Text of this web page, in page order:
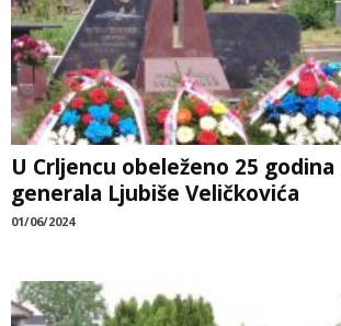
U Crljencu obeleženo 25
generala Ljubiše Veličkovića
01/06/2024